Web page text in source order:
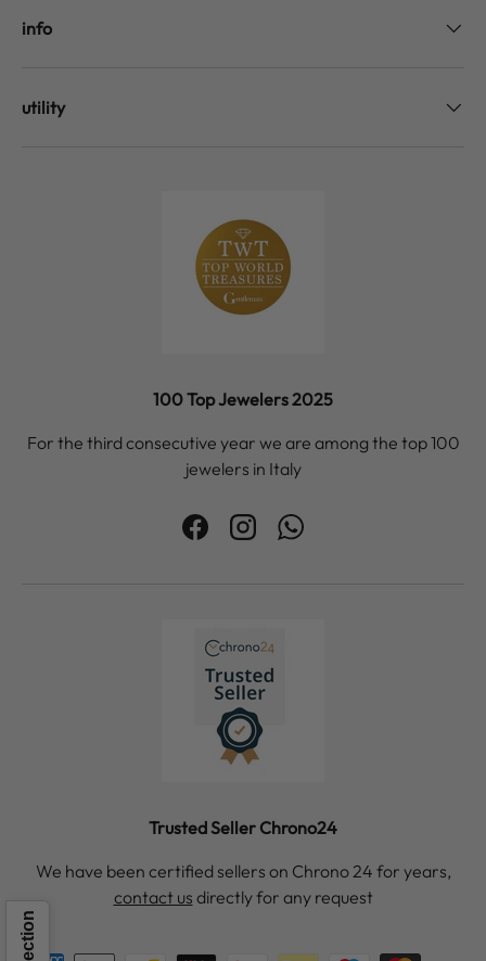
info
utility
100 Top Jewelers 2025
For the third consecutive year we are among the top 100
jewelers in Italy
FacebookInstagramWhatsApp
Trusted Seller Chrono24
We have been certified sellers on Chrono 24 for years,
contact us directly for any request